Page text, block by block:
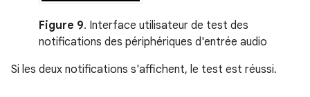
Figure 9. Interface utilisateur de test des
notifications des périphériques d'entrée audio
Si les deux notifications s'affichent, le test est réussi.